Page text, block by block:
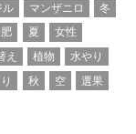
ル マンザニロ
冬
夏
女性
え 植物
水やり
秋 空
選果